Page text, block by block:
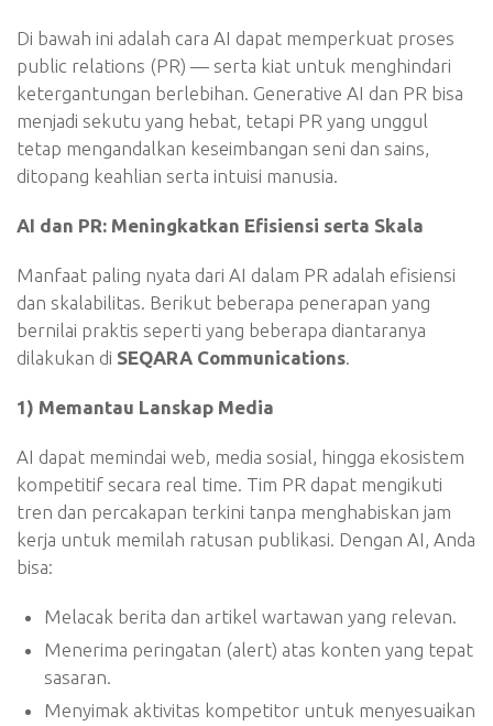
Di bawah ini adalah cara AI dapat memperkuat proses
public relations (PR) — serta kiat untuk menghindari
ketergantungan berlebihan. Generative AI dan PR bisa
menjadi sekutu yang hebat, tetapi PR yang unggul
tetap mengandalkan keseimbangan seni dan sains,
ditopang keahlian serta intuisi manusia.
AI dan PR: Meningkatkan Efisiensi serta Skala
Manfaat paling nyata dari AI dalam PR adalah efisiensi
dan skalabilitas. Berikut beberapa penerapan yang
bernilai praktis seperti yang beberapa diantaranya
dilakukan di SEQARA Communications.
1) Memantau Lanskap Media
AI dapat memindai web, media sosial, hingga ekosistem
kompetitif secara real time. Tim PR dapat mengikuti
tren dan percakapan terkini tanpa menghabiskan jam
kerja untuk memilah ratusan publikasi. Dengan AI, Anda
bisa:
Melacak berita dan artikel wartawan yang relevan.
Menerima peringatan (alert) atas konten yang tepat
sasaran.
Menyimak aktivitas kompetitor untuk menyesuaikan